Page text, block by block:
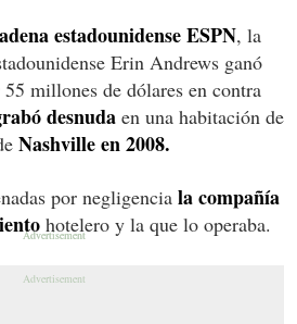
estadounidense ESPN, la
Erin Andrews ganó
millones de dólares en contra
desnuda en una habitación de
Nashville en 2008.
por negligencia la compañía
hotelero y la que lo operaba.